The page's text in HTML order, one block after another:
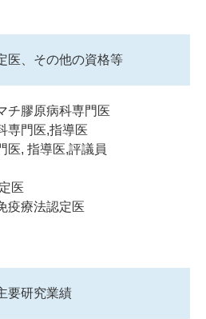
医、その他の資格等
チ膠原病科専門医
専門医,指導医
医, 指導医,評議員
医
疫療法認定医
要研究業績